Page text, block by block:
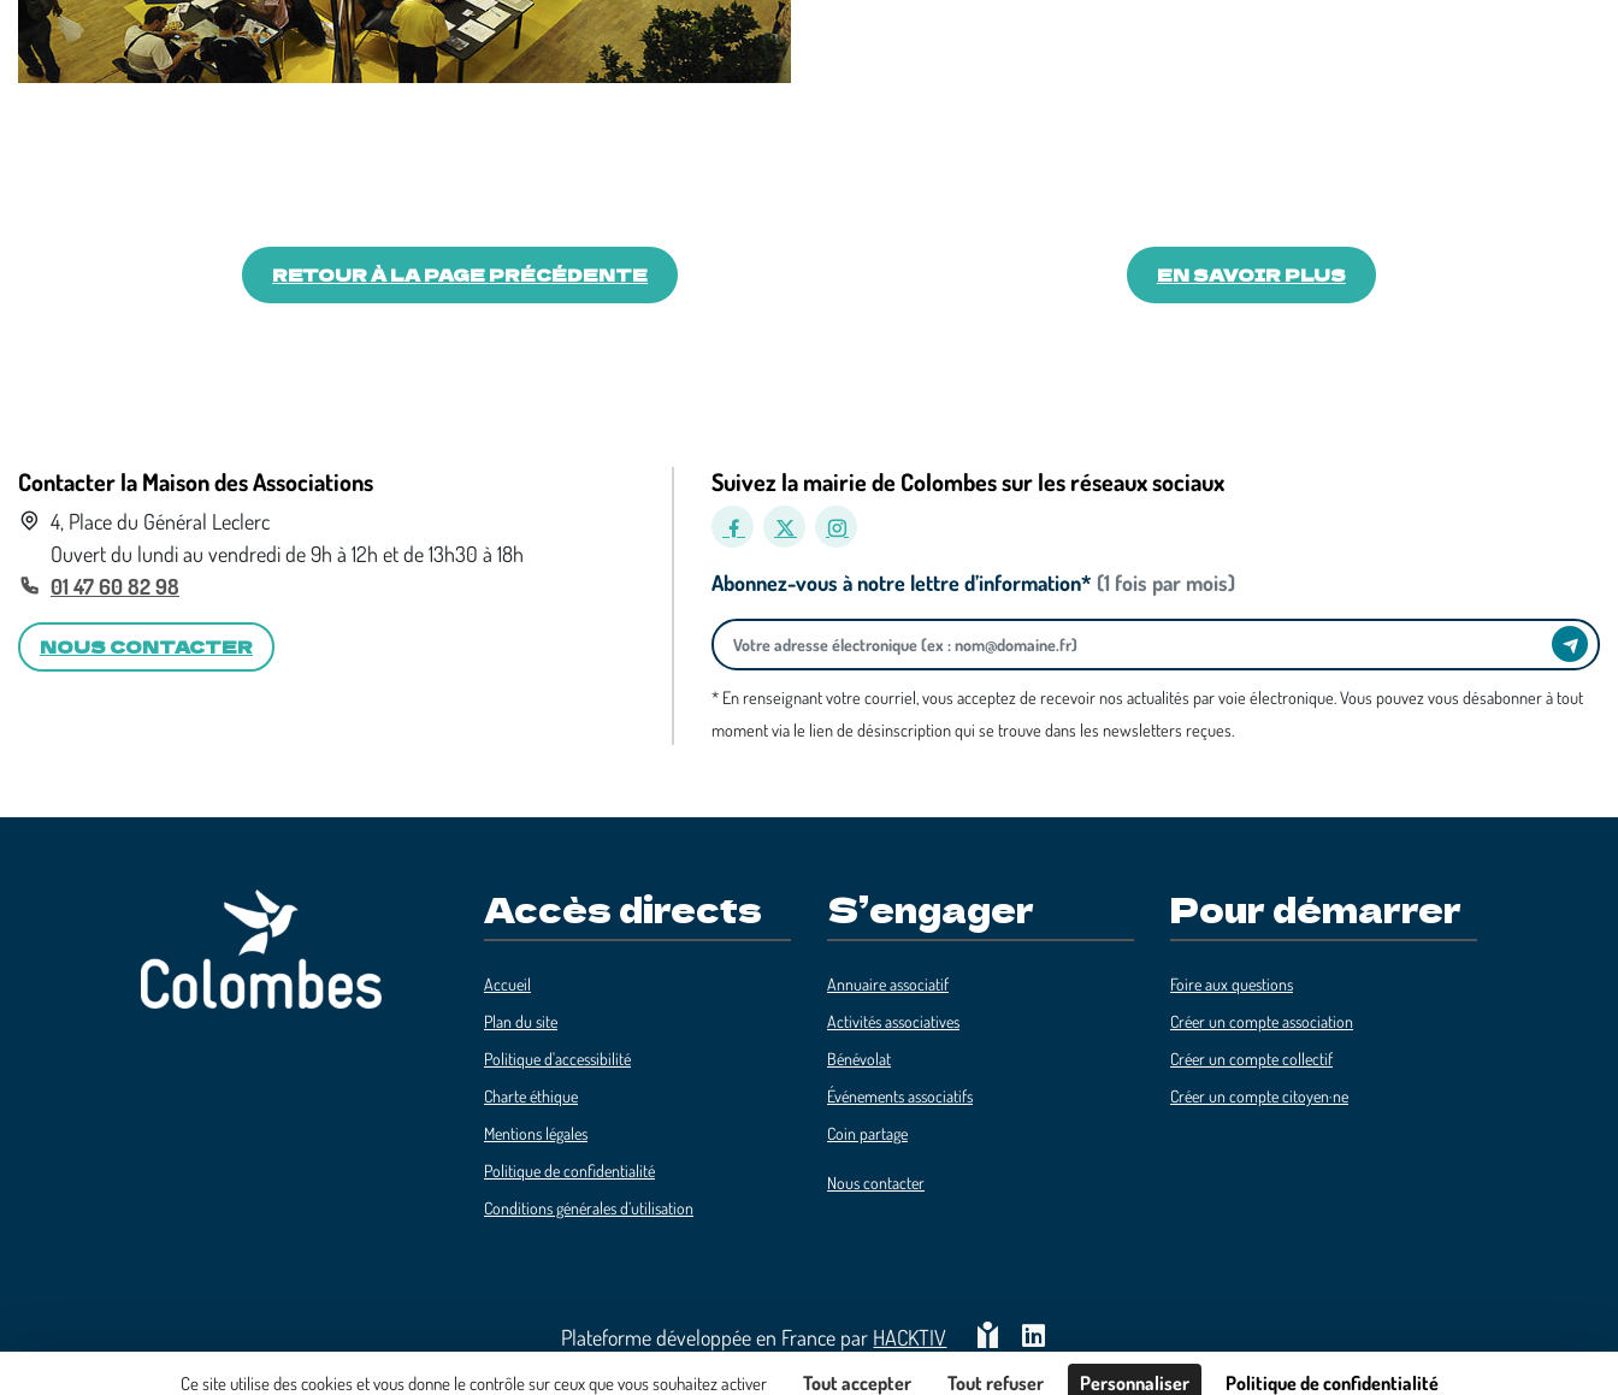
RETOUR À LA PAGE PRÉCÉDENTE EN SAVOIR PLUS
Contacter la Maison des Associations
4, Place du Général Leclerc
Ouvert du lundi au vendredi de 9h à 12h et de 13h30 à 18h
01 47 60 82 98
NOUS CONTACTER
Suivez la mairie de Colombes sur les réseaux sociaux
Abonnez-vous à notre lettre d’information* (1 fois par mois)
* En renseignant votre courriel, vous acceptez de recevoir nos actualités par voie électronique. Vous pouvez vous désabonner à tout
moment via le lien de désinscription qui se trouve dans les newsletters reçues.
Accès directs
Accueil
Plan du site
Politique d'accessibilité
Charte éthique
Mentions légales
Politique de confidentialité
Conditions générales d’utilisation
S’engager
Annuaire associatif
Activités associatives
Bénévolat
Événements associatifs
Coin partage
Nous contacter
Pour démarrer
Foire aux questions
Créer un compte association
Créer un compte collectif
Créer un compte citoyen·ne
Plateforme développée en France par HACKTIV
Ce site utilise des cookies et vous donne le contrôle sur ceux que vous souhaitez activer Tout accepter Tout refuser Personnaliser Politique de confidentialité